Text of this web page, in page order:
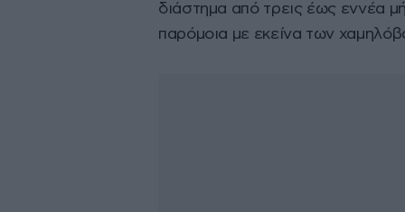
διάστημα από τρεις έως εννέα
παρόμοια με εκείνα των